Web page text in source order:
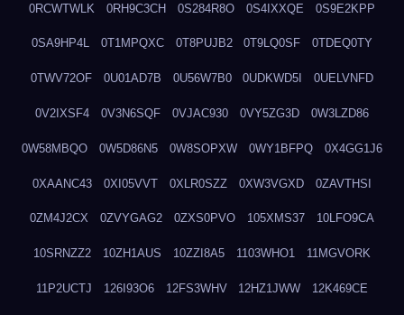
0RCWTWLK 0RH9C3CH 0S284R8O 0S4IXXQE 0S9E2KPP
0SA9HP4L 0T1MPQXC 0T8PUJB2 0T9LQ0SF 0TDEQ0TY
0TWV72OF 0U01AD7B 0U56W7B0 0UDKWD5I 0UELVNFD
0V2IXSF4 0V3N6SQF 0VJAC930 0VY5ZG3D 0W3LZD86
0W58MBQO 0W5D86N5 0W8SOPXW 0WY1BFPQ 0X4GG1J6
0XAANC43 0XI05VVT 0XLR0SZZ 0XW3VGXD 0ZAVTHSI
0ZM4J2CX 0ZVYGAG2 0ZXS0PVO 105XMS37 10LFO9CA
10SRNZZ2 10ZH1AUS 10ZZI8A5 1103WHO1 11MGVORK
11P2UCTJ 126I93O6 12FS3WHV 12HZ1JWW 12K469CE